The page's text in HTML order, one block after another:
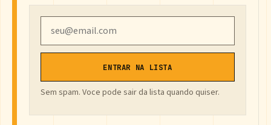
ENTRAR NA LISTA
Sem spam. Voce pode sair da lista quando quiser.